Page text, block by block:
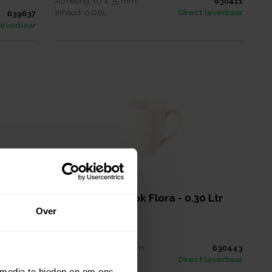
Over
639637
Inhoud: 0,06L
Direct leverbaar
RAK Banquet Mok Flora - 0.30 Ltr
€ 7,90
mm
630443
Direct leverbaar